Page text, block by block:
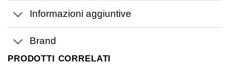
Informazioni aggiuntive
Brand
PRODOTTI CORRELATI